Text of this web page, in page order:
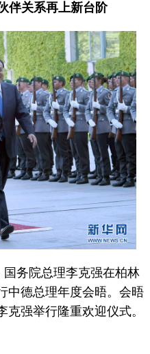
伴关系再上新台阶
务院总理李克强在柏林
中德总理年度会晤。会晤
强举行隆重欢迎仪式。